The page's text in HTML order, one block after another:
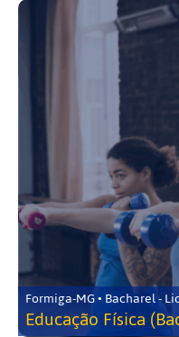
Formiga-MG • Bacharel -
Educação Física